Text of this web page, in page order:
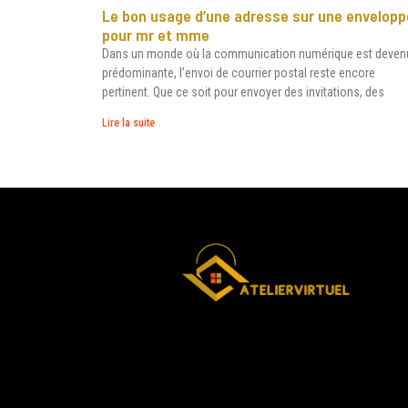
Le bon usage d’une adresse sur une
pour mr et mme
Dans un monde où la communication numérique est
prédominante, l’envoi de courrier postal reste encore
pertinent. Que ce soit pour envoyer des invitations, des
Lire la suite